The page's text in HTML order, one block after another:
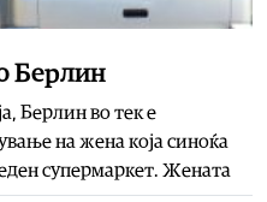
Берлин
Берлин во тек е
на жена која синоќа
супермаркет. Жената